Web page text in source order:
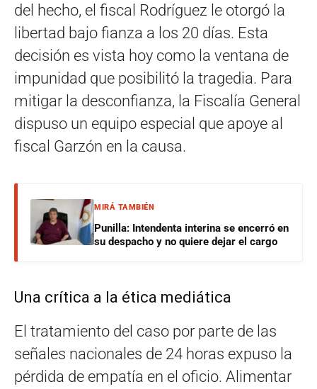
del hecho, el fiscal Rodríguez le otorgó la
libertad bajo fianza a los 20 días. Esta
decisión es vista hoy como la ventana de
impunidad que posibilitó la tragedia. Para
mitigar la desconfianza, la Fiscalía General
dispuso un equipo especial que apoye al
fiscal Garzón en la causa.
MIRÁ TAMBIÉN
Punilla: Intendenta interina se encerró en
su despacho y no quiere dejar el cargo
Una crítica a la ética mediática
El tratamiento del caso por parte de las
señales nacionales de 24 horas expuso la
pérdida de empatía en el oficio. Alimentar